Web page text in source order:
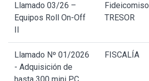
Llamado 03/26 –
Equipos Roll On-Off
Fideicomiso
TRESOR
Llamado Nº 01/2026
- Adquisición de
FISCALÍA